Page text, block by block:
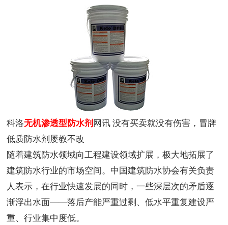
科洛无机渗透型防水剂 网讯 没有买卖就没有伤害，冒牌
低质防水剂屡教不改
随着建筑防水领域向工程建设领域扩展，极大地拓展了
建筑防水行业的市场空间。中国建筑防水协会有关负责
人表示，在行业快速发展的同时，一些深层次的矛盾逐
渐浮出水面——落后产能严重过剩、低水平重复建设严
重、行业集中度低。